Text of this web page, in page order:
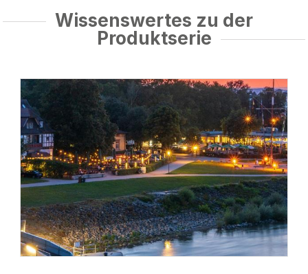
Wissenswertes zu der
Produktserie